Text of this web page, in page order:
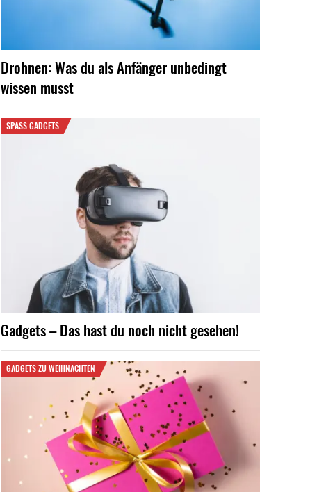
Drohnen: Was du als Anfänger unbedingt
wissen musst
SPASS GADGETS
Gadgets – Das hast du noch nicht gesehen!
GADGETS ZU WEIHNACHTEN